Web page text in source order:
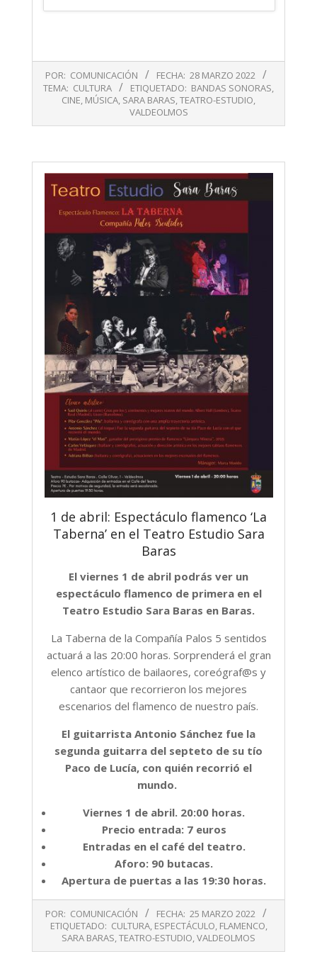
03-
POR: COMUNICACIÓN FECHA: 28 MARZO 2022
TEMA: CULTURA ETIQUETADO: BANDAS SONORAS,
CINE, MÚSICA, SARA BARAS,TEATRO-ESTUDIO,
VALDEOLMOS
1 de abril: Espectáculo flamenco ‘La
Taberna’ en el Teatro Estudio Sara
Baras
El viernes 1 de abril podrás ver un
espectáculo flamenco de primera en el
Teatro Estudio Sara Baras en Baras.
La Taberna de la Compañía Palos 5 sentidos
actuará a las 20:00 horas. Sorprenderá el gran
elenco artístico de bailaores, coreógraf@s y
cantaor que recorrieron los mejores
escenarios del flamenco de nuestro país.
El guitarrista Antonio Sánchez fue la
segunda guitarra del septeto de su tío
Paco de Lucía, con quién recorrió el
mundo.
Viernes 1 de abril. 20:00 horas.
Precio entrada: 7 euros
Entradas en el café del teatro.
Aforo: 90 butacas.
Apertura de puertas a las 19:30 horas.
03-
POR: COMUNICACIÓN FECHA: 25 MARZO 2022
ETIQUETADO: CULTURA, ESPECTÁCULO FLAMENCO
SARA BARAS TEATRO-ESTUDIO VALDEOLMOS